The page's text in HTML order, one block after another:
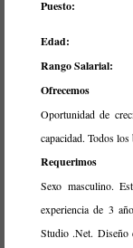
Puesto:
Edad:
Rango Salarial:
Ofrecemos
Oportunidad de
capacidad. Todos
Requerimos
Sexo masculino.
experiencia de 3
Studio .Net. Diseño